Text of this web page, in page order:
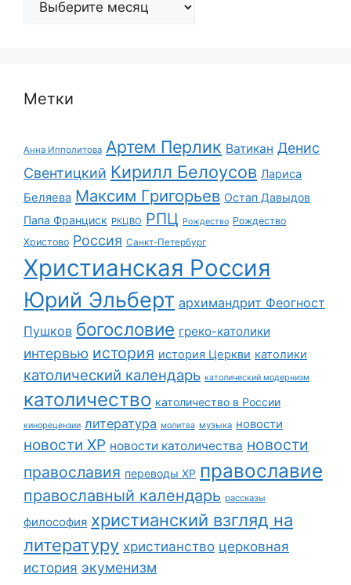
Метки
Анна Ипполитова Артем Перлик Ватикан Денис
Свентицкий Кирилл Белоусов Лариса
Беляева Максим Григорьев Остап Давыдов
Папа Франциск РКЦВО РПЦ Рождество Рождество
Христово Россия Санкт-Петербург
Христианская Россия
Юрий Эльберт архимандрит Феогност
Пушков богословие греко-католики
интервью история история Церкви католики
католический календарь католический модернизм
католичество католичество в России
кинорецензии литература молитва музыка новости
новости ХР новости католичества новости
православия переводы ХР православие
православный календарь рассказы
философия христианский взгляд на
литературу христианство церковная
история экуменизм